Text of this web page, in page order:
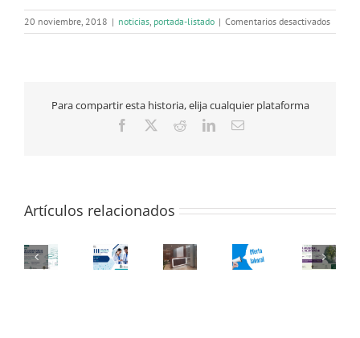
20 noviembre, 2018 | noticias, portada-listado | Comentarios desactivadosen
de
Para compartir esta historia, elija cualquier plataforma
Facebook RedditLinkedInCorreo
Artículos relacionados